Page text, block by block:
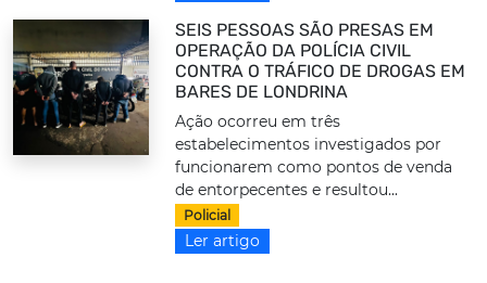
SEIS PESSOAS SÃO PRESAS EM
OPERAÇÃO DA POLÍCIA CIVIL
CONTRA O TRÁFICO DE DROGAS EM
BARES DE LONDRINA
Ação ocorreu em três
estabelecimentos investigados por
funcionarem como pontos de venda
de entorpecentes e resultou...
Policial
Ler artigo